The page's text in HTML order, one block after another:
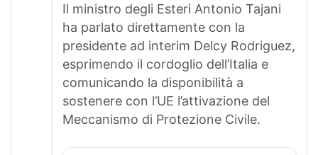
Il ministro degli Esteri Antonio Tajani
ha parlato direttamente con la
presidente ad interim Delcy Rodriguez,
esprimendo il cordoglio dell’Italia e
comunicando la disponibilità a
sostenere con l’UE l’attivazione del
Meccanismo di Protezione Civile.